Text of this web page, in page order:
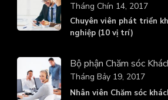
Chuyên viên phát triển
nghiệp (10 vị trí)
Tháng Chín 14, 2017
Bộ phận Chăm sóc
Nhân viên Chăm sóc
Tháng Bảy 19, 2017